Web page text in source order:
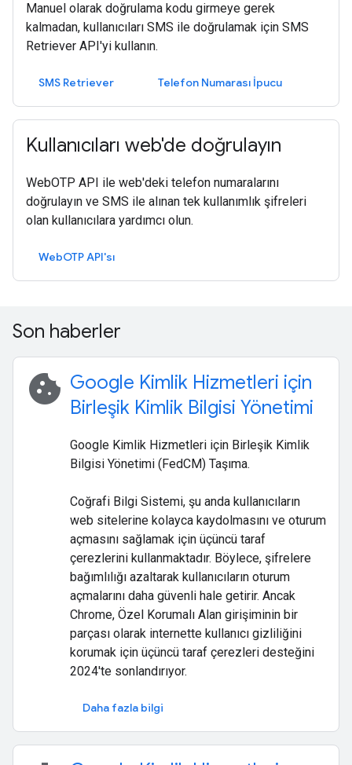
Manuel olarak doğrulama kodu girmeye gerek
kalmadan, kullanıcıları SMS ile doğrulamak için SMS
Retriever API'yi kullanın.
SMS Retriever Telefon Numarası İpucu
Kullanıcıları web'de doğrulayın
WebOTP API ile web'deki telefon numaralarını
doğrulayın ve SMS ile alınan tek kullanımlık şifreleri
olan kullanıcılara yardımcı olun.
WebOTP API'sı
Son haberler
cookie Google Kimlik Hizmetleri için
Birleşik Kimlik Bilgisi Yönetimi
Google Kimlik Hizmetleri için Birleşik Kimlik
Bilgisi Yönetimi (FedCM) Taşıma.
Coğrafi Bilgi Sistemi, şu anda kullanıcıların
web sitelerine kolayca kaydolmasını ve oturum
açmasını sağlamak için üçüncü taraf
çerezlerini kullanmaktadır. Böylece, şifrelere
bağımlılığı azaltarak kullanıcıların oturum
açmalarını daha güvenli hale getirir. Ancak
Chrome, Özel Korumalı Alan girişiminin bir
parçası olarak internette kullanıcı gizliliğini
korumak için üçüncü taraf çerezleri desteğini
2024'te sonlandırıyor.
Daha fazla bilgi